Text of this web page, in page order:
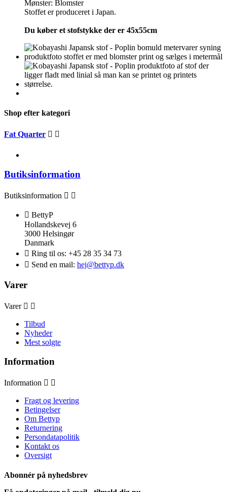
Mønster: Blomster
Stoffet er produceret i Japan.
Du køber et stofstykke der er 45x55cm
Shop efter kategori
Fat Quarter  
Butiksinformation
Butiksinformation  
 BettyP
Hollandskevej 6
3000 Helsingør
Danmark
 Ring til os: +45 28 35 34 73
 Send en mail: hej@bettyp.dk
Varer
Varer  
Tilbud
Nyheder
Mest solgte
Information
Information  
Fragt og levering
Betingelser
Om Bettyp
Returnering
Persondatapolitik
Kontakt os
Oversigt
Abonnér på nyhedsbrev